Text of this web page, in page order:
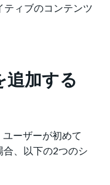
ティブのコンテンツ
追加する
ーザーが初めて
合、以下の2つのシ